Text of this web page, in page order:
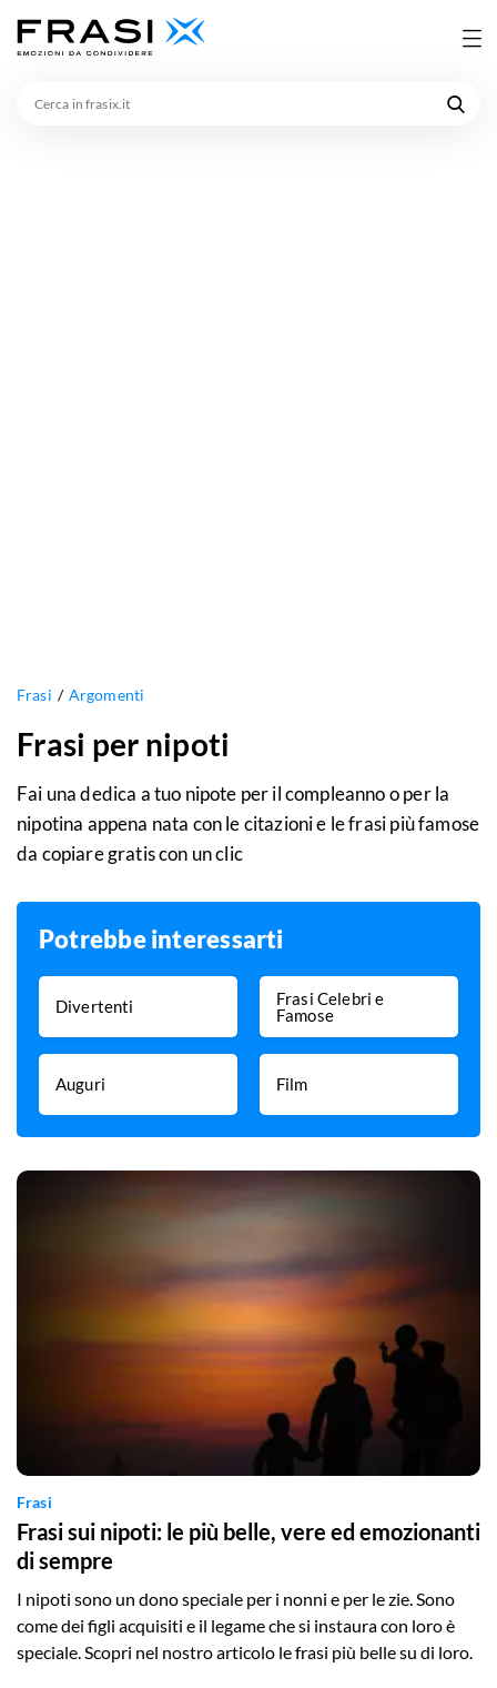
Frasi Argomenti
Frasi per nipoti
Fai una dedica a tuo nipote per il compleanno o per la
nipotina appena nata con le citazioni e le frasi più famose
da copiare gratis con un clic
Potrebbe interessarti
Divertenti
Frasi Celebri e
Famose
Auguri Film
Frasi
Frasi sui nipoti: le più belle, vere ed emozionanti
di sempre
I nipoti sono un dono speciale per i nonni e per le zie. Sono
come dei figli acquisiti e il legame che si instaura con loro è
speciale. Scopri nel nostro articolo le frasi più belle su di loro.